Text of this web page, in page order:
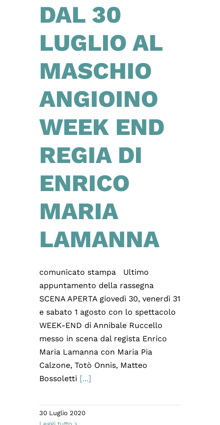
DAL 30
LUGLIO AL
MASCHIO
ANGIOINO
WEEK END
REGIA DI
ENRICO
MARIA
LAMANNA
comunicato stampa Ultimo
appuntamento della rassegna
SCENA APERTA giovedì 30, venerdì 31
e sabato 1 agosto con lo spettacolo
WEEK-END di Annibale Ruccello
messo in scena dal regista Enrico
Maria Lamanna con Maria Pia
Calzone, Totò Onnis, Matteo
Bossoletti [...]
30 Luglio 2020